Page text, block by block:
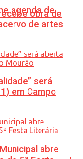
agenda de
obra de
de artes
será
em Campo
abre